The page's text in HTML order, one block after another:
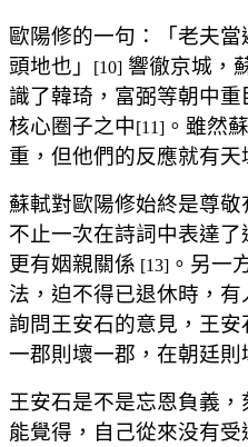
歐陽修的一句：「老夫
頭地也」
[10] 響徹京城，
識了韓琦，富弼等朝中
核心圈子之中[11] 。雖然
重，但他們的反應就有天
蘇軾對歐陽修始終是尊敬
不止一次在詩詞中表達了
更有姻親關係 [13] 。另一
法，迫不得已退休時，
詢問王安石的意見，王
一郡則壞一郡，在朝廷則
王安石是不是忘恩負義
能覺得，自己從來没有